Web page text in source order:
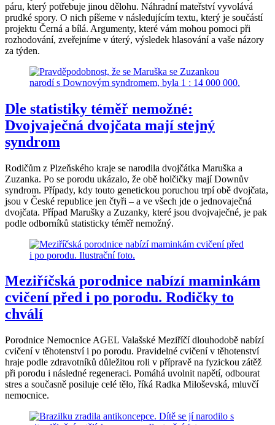
páru, který potřebuje jinou dělohu. Náhradní mateřství vyvolává
prudké spory. O nich píšeme v následujícím textu, který je součástí
projektu Černá a bílá. Argumenty, které vám mohou pomoci při
rozhodování, zveřejníme v úterý, výsledek hlasování a vaše názory
za týden.
Dle statistiky téměř nemožné:
Dvojvaječná dvojčata mají stejný
syndrom
Rodičům z Plzeňského kraje se narodila dvojčátka Maruška a
Zuzanka. Po se porodu ukázalo, že obě holčičky mají Downův
syndrom. Případy, kdy touto genetickou poruchou trpí obě dvojčata,
jsou v České republice jen čtyři – a ve všech jde o jednovaječná
dvojčata. Případ Marušky a Zuzanky, které jsou dvojvaječné, je pak
podle odborníků statisticky téměř nemožný.
Meziříčská porodnice nabízí maminkám
cvičení před i po porodu. Rodičky to
chválí
Porodnice Nemocnice AGEL Valašské Meziříčí dlouhodobě nabízí
cvičení v těhotenství i po porodu. Pravidelné cvičení v těhotenství
hraje podle zdravotníků důležitou roli v přípravě na fyzickou zátěž
při porodu i následné regeneraci. Pomáhá uvolnit napětí, odbourat
stres a současně posiluje celé tělo, říká Radka Miloševská, mluvčí
nemocnice.